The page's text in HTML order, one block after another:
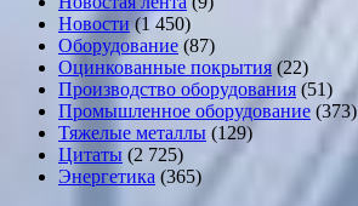
Новости (1 450)
Оборудование (87)
Оцинкованные покрытия (22)
Производство оборудования (51)
Промышленное оборудование (373)
Тяжелые металлы (129)
Цитаты (2 725)
Энергетика (365)